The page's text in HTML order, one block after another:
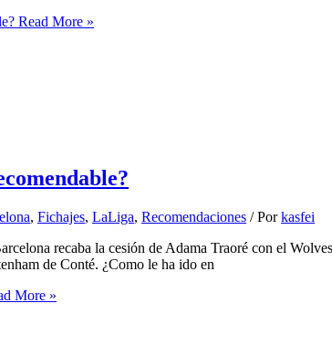
Read More »
, Fichajes, LaLiga, Recomendaciones / Porkasfei
recaba la cesión de Adama Traoré con el
de Conté. ¿Como le ha ido en
More »